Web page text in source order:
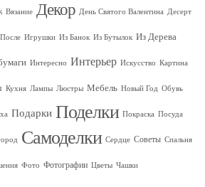
Вязание Декор День Святого Валентина Десерт
Игрушки Из Банок Из Бутылок Из Дерева
Интересно Интерьер Искусство Картина
Кухня Лампы Люстры Мебель Новый Год Обувь
Подарки Поделки Покраска Посуда
Самоделки Сердце Советы Спальня
Фото Фотографии Цветы Чашки